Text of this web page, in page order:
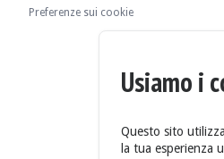
Preferenze sui cookie
Usiamo i
Questo sito
la tua esperienza